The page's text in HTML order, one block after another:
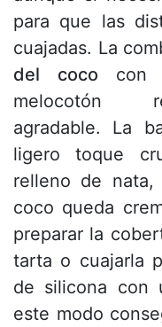
para que las
cuajadas. La
del coco con
melocotón
agradable. La
ligero toque
relleno de
coco queda
preparar la
tarta o cuajarla
de silicona con
este modo